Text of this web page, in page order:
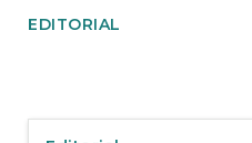
EDITORIAL